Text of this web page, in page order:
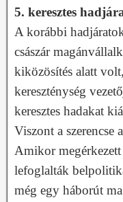
5. keresztes
A korábbi
császár
kiközösítés alatt
kereszténység
keresztes hadakat
Viszont a szerencse
Amikor
lefoglalták
még egy háborút